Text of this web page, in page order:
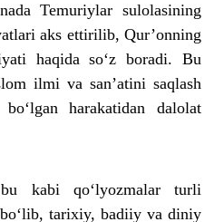
Temuriylar sulolasining
aks ettirilib, Qur’onning
haqida so‘z boradi. Bu
ilmi va san’atini saqlash
harakatidan dalolat
kabi qo‘lyozmalar turli
bo‘lib, tarixiy, badiiy va diniy